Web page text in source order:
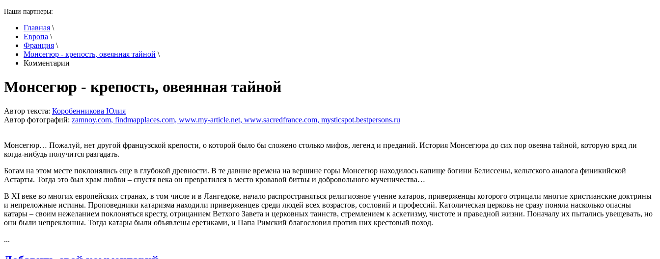
Наши партнеры:
Главная \
Европа \
Франция \
Монсегюр - крепость, овеянная тайной \
Комментарии
Монсегюр - крепость, овеянная тайной
Автор текста: Коробенникова Юлия
Автор фотографий: zamnoy.com, findmapplaces.com, www.my-article.net, www.sacredfrance.com, mysticspot.bestpersons.ru
Монсегюр… Пожалуй, нет другой французской крепости, о которой было бы сложено столько мифов, легенд и преданий. История Монсегюра до сих пор овеяна тайной, которую вряд ли
когда-нибудь получится разгадать.
Богам на этом месте поклонялись еще в глубокой древности. В те давние времена на вершине горы Монсегюр находилось капище богини Белиссены, кельтского аналога финикийской
Астарты. Тогда это был храм любви – спустя века он превратился в место кровавой битвы и добровольного мученичества…
В XI веке во многих европейских странах, в том числе и в Лангедоке, начало распространяться религиозное учение катаров, приверженцы которого отрицали многие христианские доктрины
и непреложные истины. Проповедники катаризма находили приверженцев среди людей всех возрастов, сословий и профессий. Католическая церковь не сразу поняла насколько опасны
катары – своим нежеланием поклоняться кресту, отрицанием Ветхого Завета и церковных таинств, стремлением к аскетизму, чистоте и праведной жизни. Поначалу их пытались увещевать, но
они были непреклонны. Тогда катары были объявлены еретиками, и Папа Римский благословил против них крестовый поход.
...